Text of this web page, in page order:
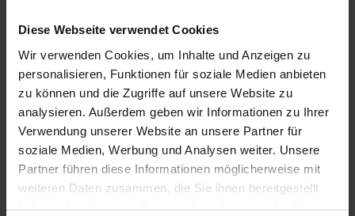
Diese Webseite verwendet Cookies
Wir verwenden Cookies, um Inhalte und Anzeigen zu
personalisieren, Funktionen für soziale Medien anbieten
zu können und die Zugriffe auf unsere Website zu
analysieren. Außerdem geben wir Informationen zu Ihrer
Verwendung unserer Website an unsere Partner für
soziale Medien, Werbung und Analysen weiter. Unsere
Partner führen diese Informationen möglicherweise mit
weiteren Daten zusammen, die Sie ihnen bereitgestellt
haben oder die sie im Rahmen Ihrer Nutzung der Dienste
300,00 €
zzgl. Versandkosten
Sofort versandfertig, Lieferzeit ca. 2-4 Werktage innerhalb
Deutschlands
Warenkorb
Merken Bewerten
Artikel Nr.: 7198300